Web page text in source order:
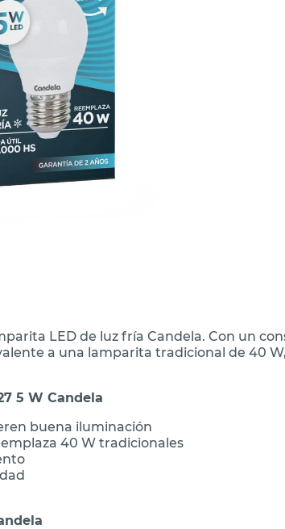
LED de luz fría Candela. Con un
a una lamparita tradicional de 40 W,
5 W Candela
buena iluminación
40 W tradicionales